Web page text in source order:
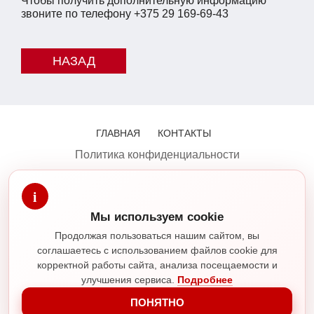
звоните по телефону +375 29 169-69-43
ГЛАВНАЯ КОНТАКТЫ
i
Мы используем cookie
Продолжая пользоваться нашим сайтом, вы
соглашаетесь с использованием файлов cookie для
корректной работы сайта, анализа посещаемости и
улучшения сервиса. Подробнее
ПОНЯТНО
Политика конфиденциальности
Время работы:
Пн–Пт: 8:30–17:00
Сб–Вс: выходной
Мы в социальных сетях и мессенджерах: